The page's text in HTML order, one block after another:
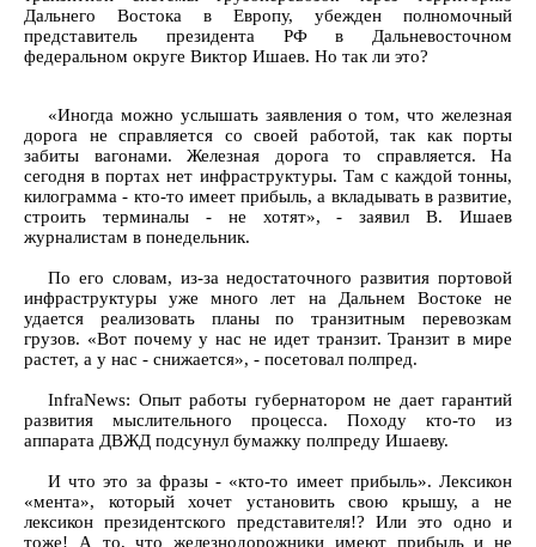
Дальнего Востока в Европу, убежден полномочный
представитель президента РФ в Дальневосточном
федеральном округе Виктор Ишаев. Но так ли это?
«Иногда можно услышать заявления о том, что железная
дорога не справляется со своей работой, так как порты
забиты вагонами. Железная дорога то справляется. На
сегодня в портах нет инфраструктуры. Там с каждой тонны,
килограмма - кто-то имеет прибыль, а вкладывать в развитие,
строить терминалы - не хотят», - заявил В. Ишаев
журналистам в понедельник.
По его словам, из-за недостаточного развития портовой
инфраструктуры уже много лет на Дальнем Востоке не
удается реализовать планы по транзитным перевозкам
грузов. «Вот почему у нас не идет транзит. Транзит в мире
растет, а у нас - снижается», - посетовал полпред.
InfraNews: Опыт работы губернатором не дает гарантий
развития мыслительного процесса. Походу кто-то из
аппарата ДВЖД подсунул бумажку полпреду Ишаеву.
И что это за фразы - «кто-то имеет прибыль». Лексикон
«мента», который хочет установить свою крышу, а не
лексикон президентского представителя!? Или это одно и
тоже! А то, что железнодорожники имеют прибыль и не